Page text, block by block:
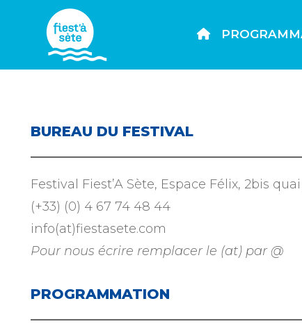
BUREAU DU FESTIVAL
Festival Fiest’A Sète, Espace Félix, 2bis
(+33) (0) 4 67 74 48 44
info(at)fiestasete.com
Pour nous écrire remplacer le (at) par @
PROGRAMMATION